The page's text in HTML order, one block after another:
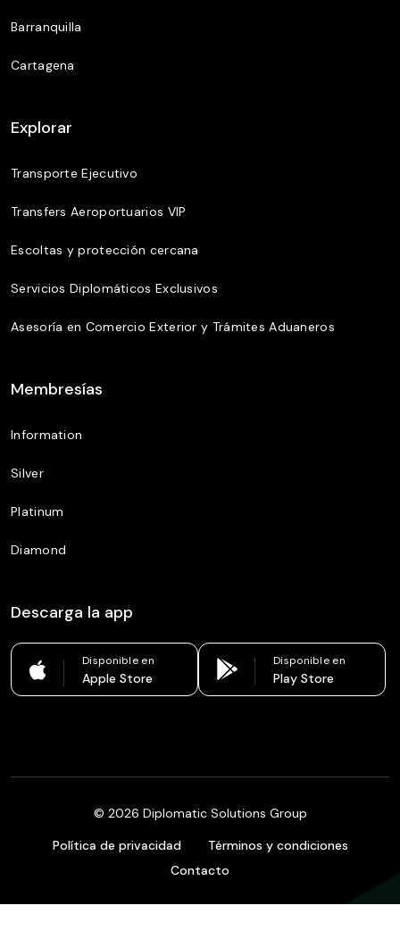
Barranquilla
Cartagena
Explorar
Transporte Ejecutivo
Transfers Aeroportuarios VIP
Escoltas y protección cercana
Servicios Diplomáticos Exclusivos
Asesoría en Comercio Exterior y Trámites Aduaneros
Membresías
Information
Silver
Platinum
Diamond
Descarga la app
Disponible en
Apple Store
Disponible en
Play Store
© 2026 Diplomatic Solutions Group
Política de privacidad
Términos y condiciones
Contacto